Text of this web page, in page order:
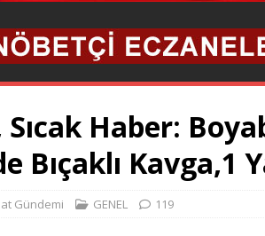
Haber:
Bıçaklı Kavga,1
Gündemi GENEL 119